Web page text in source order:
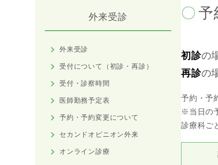
外来受診
外来受診
受付について（初診・再診）
受付・診察時間
医師勤務予定表
予約・予約変更について
セカンドオピニオン外来
オンライン診療
予
初診の
再診の
予約・予
※当日の
診療科ご